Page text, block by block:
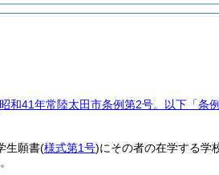
和41年常陸太田市条例第2号。以下「条
生願書(様式第1号)にその者の在学する学